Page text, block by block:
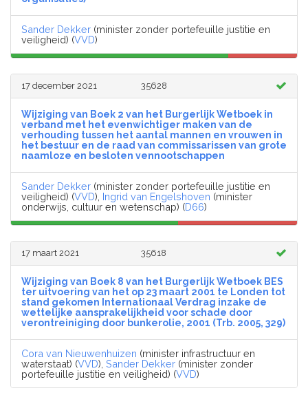
Sander Dekker (minister zonder portefeuille justitie en
veiligheid) (VVD)
17 december 2021 35628
Wijziging van Boek 2 van het Burgerlijk Wetboek in
verband met het evenwichtiger maken van de
verhouding tussen het aantal mannen en vrouwen in
het bestuur en de raad van commissarissen van grote
naamloze en besloten vennootschappen
Sander Dekker (minister zonder portefeuille justitie en
veiligheid) (VVD), Ingrid van Engelshoven (minister
onderwijs, cultuur en wetenschap) (D66)
17 maart 2021 35618
Wijziging van Boek 8 van het Burgerlijk Wetboek BES
ter uitvoering van het op 23 maart 2001 te Londen tot
stand gekomen Internationaal Verdrag inzake de
wettelijke aansprakelijkheid voor schade door
verontreiniging door bunkerolie, 2001 (Trb. 2005, 329)
Cora van Nieuwenhuizen (minister infrastructuur en
waterstaat) (VVD), Sander Dekker (minister zonder
portefeuille justitie en veiligheid) (VVD)